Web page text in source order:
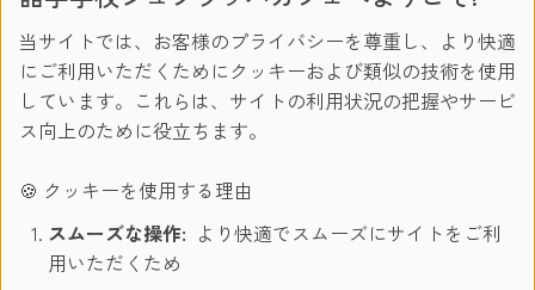
当サイトでは、お客様のプライバシーを尊重し、より快適
にご利用いただくためにクッキーおよび類似の技術を使用
しています。これらは、サイトの利用状況の把握やサービ
ス向上のために役立ちます。
🍪 クッキーを使用する理由
スムーズな操作: より快適でスムーズにサイトをご利
用いただくため